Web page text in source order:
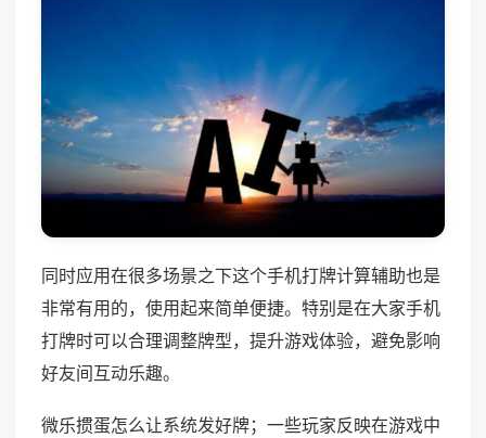
同时应用在很多场景之下这个手机打牌计算辅助也是
非常有用的，使用起来简单便捷。特别是在大家手机
打牌时可以合理调整牌型，提升游戏体验，避免影响
好友间互动乐趣。
微乐掼蛋怎么让系统发好牌；一些玩家反映在游戏中